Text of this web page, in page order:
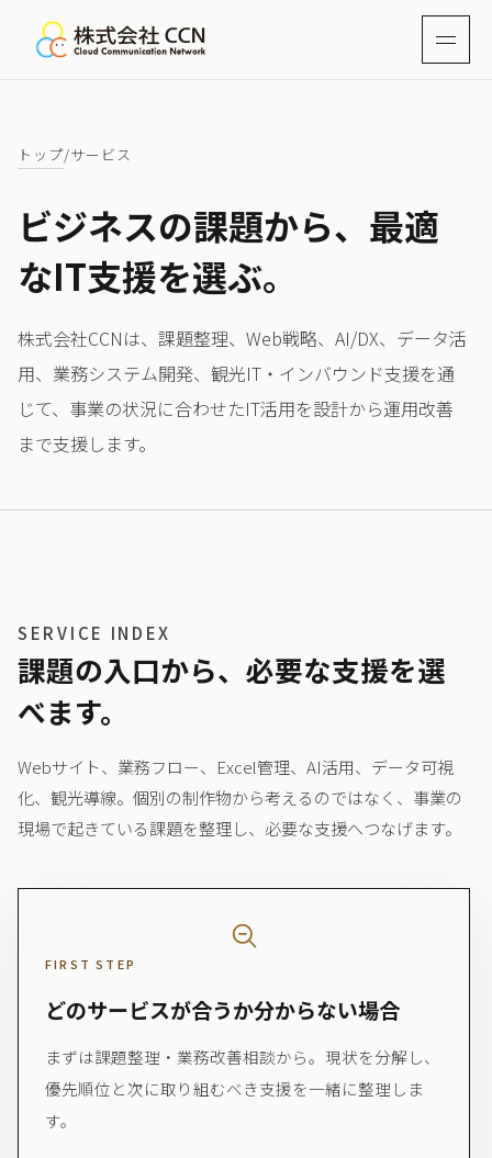
トップ/サービス
ビジネスの課題から、最適
なIT支援を選ぶ。
株式会社CCNは、課題整理、Web戦略、AI/DX、データ活
用、業務システム開発、観光IT・インバウンド支援を通
じて、事業の状況に合わせたIT活用を設計から運用改善
まで支援します。
SERVICE INDEX
課題の入口から、必要な支援を選
べます。
Webサイト、業務フロー、Excel管理、AI活用、データ可視
化、観光導線。個別の制作物から考えるのではなく、事業の
現場で起きている課題を整理し、必要な支援へつなげます。
FIRST STEP
どのサービスが合うか分からない場合
まずは課題整理・業務改善相談から。現状を分解し、
優先順位と次に取り組むべき支援を一緒に整理しま
す。